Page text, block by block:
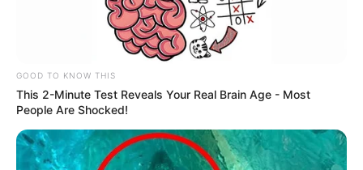
estratégico pelas entidades representativas. O avanço na
Comissão de Constituição e Justiçapode destravar a tramitação
da PEC 14 e influenciar diretamente o andamento das demais
Com pressão crescente e articulação política em curso
Comunitários e de Combate às Endemias em todo o Brasil.
GOOD TO KNOW THIS
This 2-Minute Test Reveals Your Real Brain Age - Most
People Are Shocked!